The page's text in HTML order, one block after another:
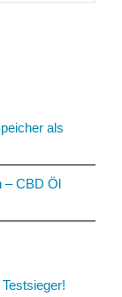
als
– CBD Öl